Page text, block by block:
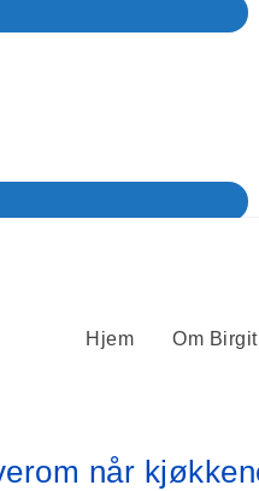
Hjem Om Birgit
når